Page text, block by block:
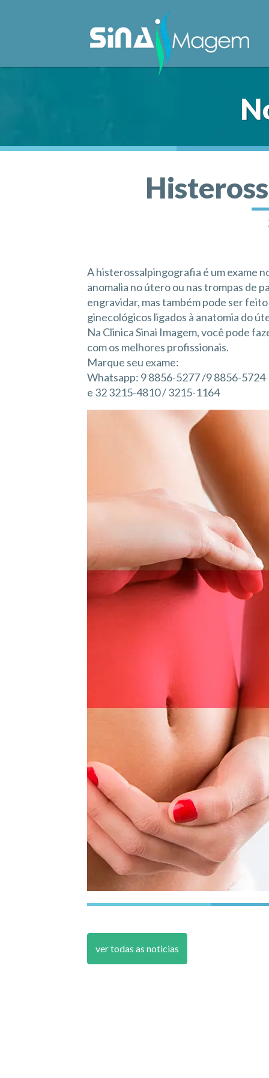
A histerossalpingografia é um exame
anomalia no útero ou nas trompas de
engravidar, mas também pode ser
ginecológicos ligados à anatomia do
Na Clinica Sinai Imagem, você pode
com os melhores profissionais.
Marque seu exame:
Whatsapp: 9 8856-5277 /9 8856-5724
e 32 3215-4810 / 3215-1164
ver todas as noticias